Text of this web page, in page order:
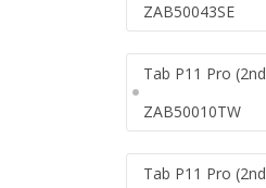
ZAB50043SE
Tab P11 Pro
ZAB50010TW
Tab P11 Pro